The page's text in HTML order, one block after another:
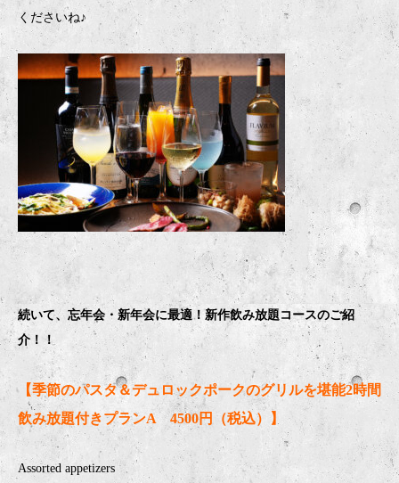
くださいね♪
続いて、忘年会・新年会に最適！新作飲み放題コースのご紹
介！！
【季節のパスタ＆デュロックポークのグリルを堪能2時間
飲み放題付きプランA 4500円（税込）】
Assorted appetizers